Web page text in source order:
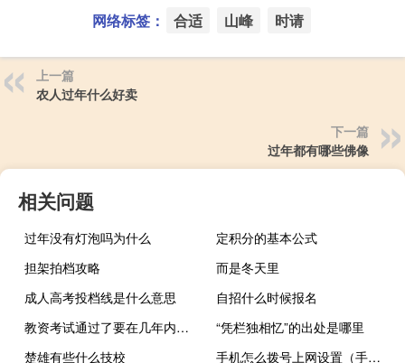
网络标签： 合适 山峰 时请
上一篇
农人过年什么好卖
下一篇
过年都有哪些佛像
相关问题
过年没有灯泡吗为什么
定积分的基本公式
担架拍档攻略
而是冬天里
成人高考投档线是什么意思
自招什么时候报名
教资考试通过了要在几年内认定
“凭栏独相忆”的出处是哪里
楚雄有些什么技校
手机怎么拨号上网设置（手机怎么拨号上网）